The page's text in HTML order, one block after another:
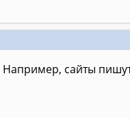
сайты